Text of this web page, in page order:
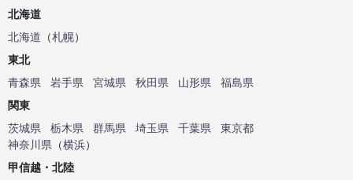
北海道
北海道 （札幌）
東北
青森県
岩手県 宮城県 秋田県 山形県
福島県
関東
茨城県
栃木県 群馬県 埼玉県 千葉県
東京都
神奈川県 （横浜）
甲信越・北陸